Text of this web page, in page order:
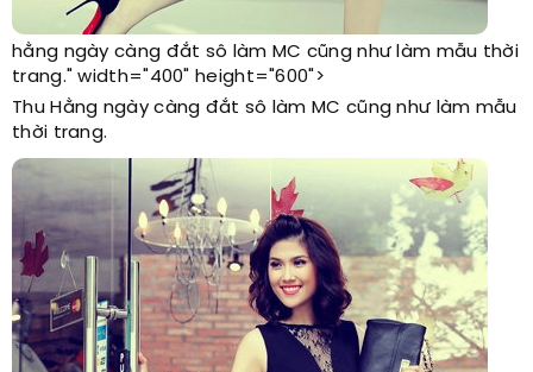
hằng ngày càng đắt sô làm MC cũng như làm mẫu thời
trang." width="400" height="600">
Thu Hằng ngày càng đắt sô làm MC cũng như làm mẫu
thời trang.